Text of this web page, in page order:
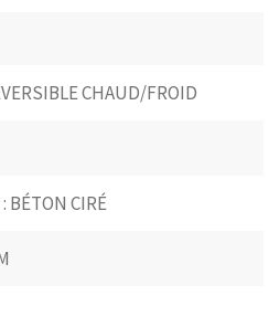
CHAUD/FROID
BÉTON CIRÉ